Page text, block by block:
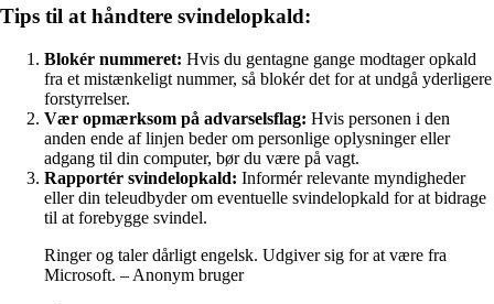
Tips til at håndtere svindelopkald:
Blokér nummeret: Hvis du gentagne gange modtager opkald
fra et mistænkeligt nummer, så blokér det for at undgå yderligere
forstyrrelser.
Vær opmærksom på advarselsflag: Hvis personen i den
anden ende af linjen beder om personlige oplysninger eller
adgang til din computer, bør du være på vagt.
Rapportér svindelopkald: Informér relevante myndigheder
eller din teleudbyder om eventuelle svindelopkald for at bidrage
til at forebygge svindel.
Ringer og taler dårligt engelsk. Udgiver sig for at være fra
Microsoft. – Anonym bruger